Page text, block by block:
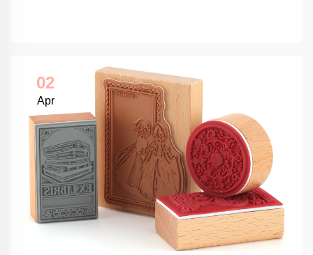
02
Apr